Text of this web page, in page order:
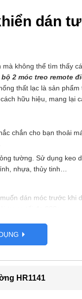
dán
không thể tìm thấy
bộ 2 móc treo remote
thất lạc là sản
hữu hiệu, mang lại
chắn cho bạn thoải
tường. Sử dụng keo
nhựa, thủy tinh…
dán móc trước khi
HR1141